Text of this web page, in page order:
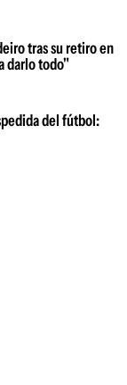
tras su retiro en
darlo todo"
del fútbol: